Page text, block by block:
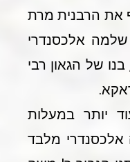
את הרבנית מרת
שלמה אלכסנדרי
של הגאון רבי
יותר במעלות
אלכסנדרי מלבד